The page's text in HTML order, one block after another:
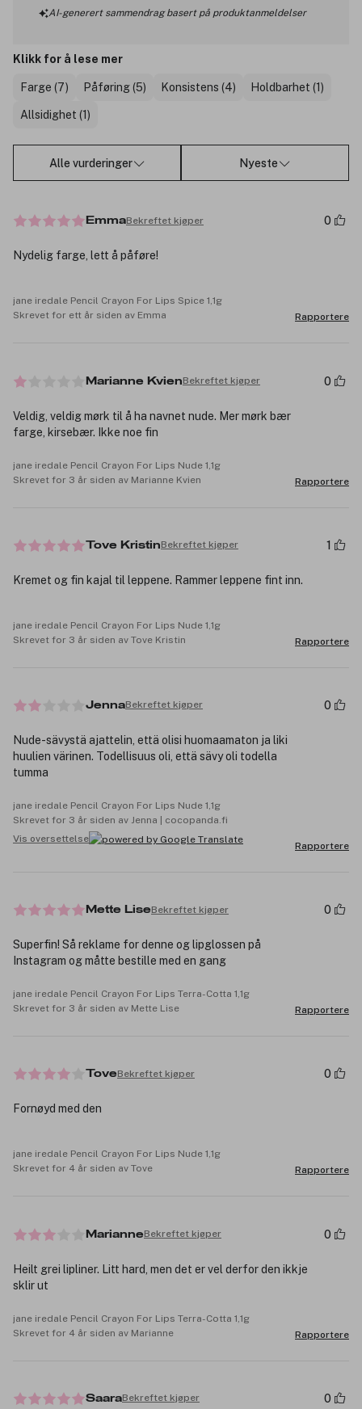
AI-generert sammendrag basert på produktanmeldelser
Klikk for å lese mer
Farge (7) Påføring (5) Konsistens (4) Holdbarhet (1)
Allsidighet (1)
Alle vurderinger Nyeste
EmmaBekreftet kjøper 0
Nydelig farge, lett å påføre!
jane iredale Pencil Crayon For Lips Spice 1,1g
Skrevet for ett år siden av Emma
Rapportere
Marianne KvienBekreftet kjøper 0
Veldig, veldig mørk til å ha navnet nude. Mer mørk bær
farge, kirsebær. Ikke noe fin
jane iredale Pencil Crayon For Lips Nude 1,1g
Skrevet for 3 år siden av Marianne Kvien
Rapportere
Tove KristinBekreftet kjøper 1
Kremet og fin kajal til leppene. Rammer leppene fint inn.
jane iredale Pencil Crayon For Lips Nude 1,1g
Skrevet for 3 år siden av Tove Kristin
Rapportere
JennaBekreftet kjøper 0
Nude-sävystä ajattelin, että olisi huomaamaton ja liki
huulien värinen. Todellisuus oli, että sävy oli todella
tumma
jane iredale Pencil Crayon For Lips Nude 1,1g
Skrevet for 3 år siden av Jenna | cocopanda.fi
Vis oversettelse
Rapportere
Mette LiseBekreftet kjøper 0
Superfin! Så reklame for denne og lipglossen på
Instagram og måtte bestille med en gang
jane iredale Pencil Crayon For Lips Terra-Cotta 1,1g
Skrevet for 3 år siden av Mette Lise
Rapportere
ToveBekreftet kjøper 0
Fornøyd med den
jane iredale Pencil Crayon For Lips Nude 1,1g
Skrevet for 4 år siden av Tove
Rapportere
MarianneBekreftet kjøper 0
Heilt grei lipliner. Litt hard, men det er vel derfor den ikkje
sklir ut
jane iredale Pencil Crayon For Lips Terra-Cotta 1,1g
Skrevet for 4 år siden av Marianne
Rapportere
SaaraBekreftet kjøper 0